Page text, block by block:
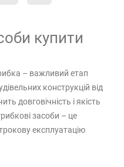
купити
– важливий етап
конструкцій від
довговічність і якість
засоби – це
експлуатацію